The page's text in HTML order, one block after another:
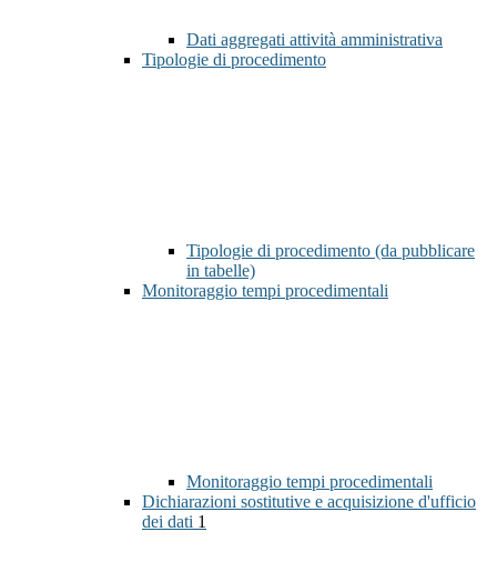
Dati aggregati attività amministrativa
Tipologie di procedimento
Tipologie di procedimento (da pubblicare
in tabelle)
Monitoraggio tempi procedimentali
Monitoraggio tempi procedimentali
Dichiarazioni sostitutive e acquisizione d'ufficio
dei dati 1